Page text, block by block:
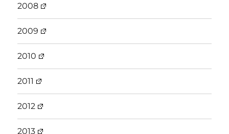
2008
2009
2010
2011
2012
2013